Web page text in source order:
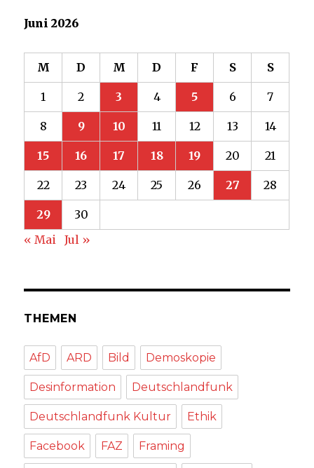
Juni 2026
M D M D F S S
1 2 3 4 5 6 7
8 9 10 11 12 13 14
15 16 17 18 19 20 21
22 23 24 25 26 27 28
29
30
« Mai
Jul »
THEMEN
AfD ARD Bild Demoskopie
Desinformation Deutschlandfunk
Deutschlandfunk Kultur Ethik
Facebook FAZ Framing